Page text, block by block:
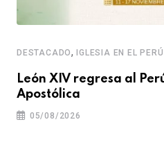
DESTACADO,IGLESIA EN EL PERÚ
León XIV regresa al
Apostólica
05/08/2026